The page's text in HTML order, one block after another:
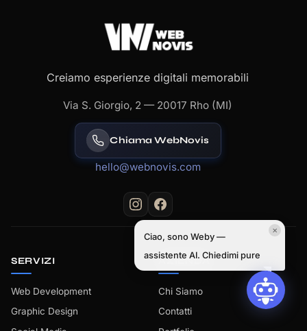
Creiamo esperienze digitali memorabili
Via S. Giorgio, 2 — 20017 Rho (MI)
Chiama WebNovis
hello@webnovis.com
SERVIZI
Web Development
Graphic Design
AZIENDA
Chi Siamo
Contatti
Ciao, sono Weby —
assistente AI. Chiedimi pure
✕